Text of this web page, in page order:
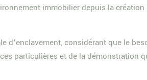
immobilier depuis la création
d’enclavement, considérant que le
particulières et de la démonstration